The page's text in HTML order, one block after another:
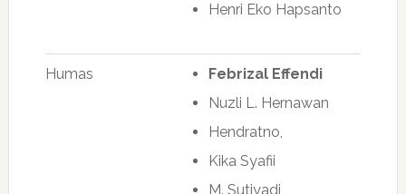
Henri Eko Hapsanto
Humas
Febrizal Effendi
Nuzli L. Hernawan
Hendratno,
Kika Syafii
M. Sutiyadi